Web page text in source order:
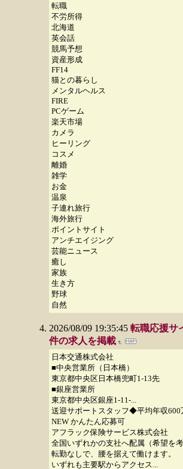
転職
不労所得
北海道
英会話
競馬予想
資産形成
FF14
猫との暮らし
メンタルヘルス
FIRE
PCゲーム
楽天市場
カメラ
ヒーリング
コスメ
離婚
雑学
お金
温泉
子連れ旅行
海外旅行
ポイントサイト
アンチエイジング
芸能ニュース
癒し
家族
生き方
野球
自然
2026/08/09 19:35:45 転職応援サ
件の求人を掲載
日本交通株式会社
■中央営業所（日本橋）
東京都中央区日本橋兜町1-13先
■銀座営業所
東京都中央区銀座1-11-...
送迎サポートスタッフ◆平均年収600
NEW かんたん応募可
アフラック保険サービス株式会社
全国いずれかの支社へ配属（希望を考
転勤なしで、腰を据えて働けます。
いずれも主要駅からアクセス...